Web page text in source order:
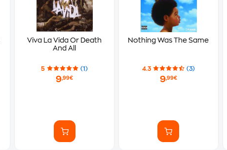
Viva La Vida Or Death
And All
5 (1)
9,99€
Nothing Was The Same
4.3 (3)
9,99€